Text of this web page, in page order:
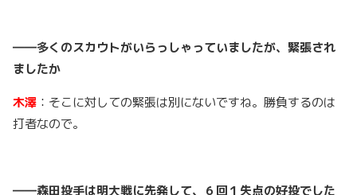
――多くのスカウトがいらっしゃっていましたが、緊張され
ましたか
木澤 ：そこに対しての緊張は別にないですね。勝負するのは
打者なので。
――森田投手は明大戦に先発して、６回１失点の好投でした